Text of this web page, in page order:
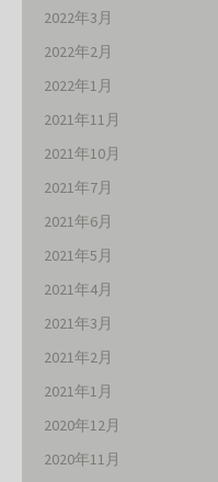
2022年3月
2022年2月
2022年1月
2021年11月
2021年10月
2021年7月
2021年6月
2021年5月
2021年4月
2021年3月
2021年2月
2021年1月
2020年12月
2020年11月